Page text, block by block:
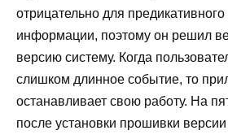
отрицательно для
информации, поэтому он решил
версию систему. Когда
слишком длинное событие, то
останавливает свою работу. На
после установки прошивки